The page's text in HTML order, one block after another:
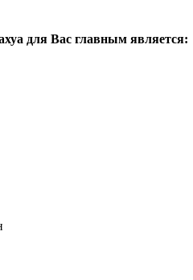
для Вас главным является: